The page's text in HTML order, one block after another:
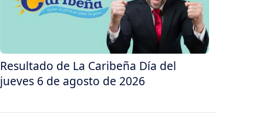
Resultado de La Caribeña Día del
jueves 6 de agosto de 2026